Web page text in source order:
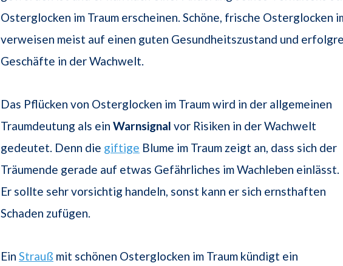
Osterglocken im Traum erscheinen. Schöne, frische Osterglocken
verweisen meist auf einen guten Gesundheitszustand und
Geschäfte in der Wachwelt.
Das Pflücken von Osterglocken im Traum wird in der allgemeinen
Traumdeutung als ein Warnsignal vor Risiken in der Wachwelt
gedeutet. Denn die giftige Blume im Traum zeigt an, dass sich der
Träumende gerade auf etwas Gefährliches im Wachleben einlässt.
Er sollte sehr vorsichtig handeln, sonst kann er sich ernsthaften
Schaden zufügen.
Ein Strauß mit schönen Osterglocken im Traum kündigt ein